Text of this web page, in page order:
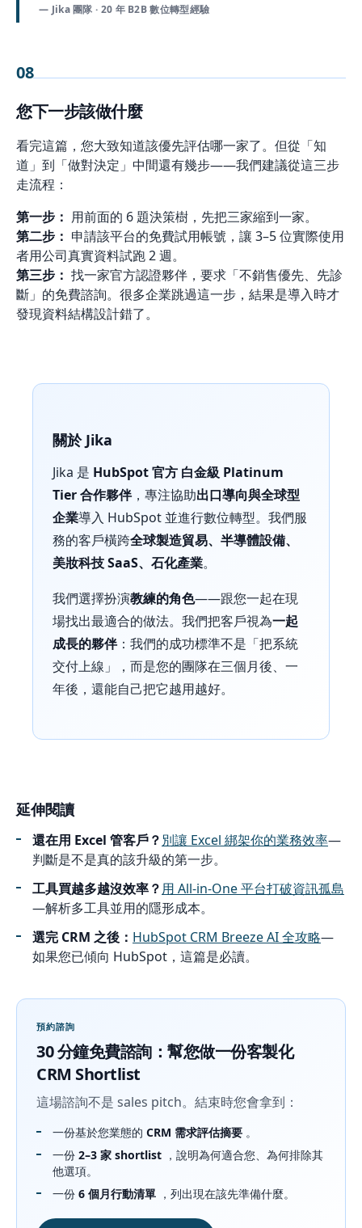
— Jika 團隊 · 20 年 B2B 數位轉型經驗
08
您下一步該做什麼
看完這篇，您大致知道該優先評估哪一家了。但從「知
道」到「做對決定」中間還有幾步——我們建議從這三步
走流程：
第一步： 用前面的 6 題決策樹，先把三家縮到一家。
第二步： 申請該平台的免費試用帳號，讓 3–5 位實際使用
者用公司真實資料試跑 2 週。
第三步： 找一家官方認證夥伴，要求「不銷售優先、先診
斷」的免費諮詢。很多企業跳過這一步，結果是導入時才
發現資料結構設計錯了。
關於 Jika
Jika 是 HubSpot 官方 白金級 Platinum
Tier 合作夥伴，專注協助出口導向與全球型
企業導入 HubSpot 並進行數位轉型。我們服
務的客戶橫跨全球製造貿易、半導體設備、
美妝科技 SaaS、石化產業。
我們選擇扮演教練的角色——跟您一起在現
場找出最適合的做法。我們把客戶視為一起
成長的夥伴：我們的成功標準不是「把系統
交付上線」，而是您的團隊在三個月後、一
年後，還能自己把它越用越好。
延伸閱讀
還在用 Excel 管客戶？ 別讓 Excel 綁架你的業務效率—
判斷是不是真的該升級的第一步。
工具買越多越沒效率？用 All-in-One 平台打破資訊孤島
—解析多工具並用的隱形成本。
選完 CRM 之後： HubSpot CRM Breeze AI 全攻略—
如果您已傾向 HubSpot，這篇是必讀。
預約諮詢
30 分鐘免費諮詢：幫您做一份客製化
CRM Shortlist
這場諮詢不是 sales pitch。結束時您會拿到：
一份基於您業態的 CRM 需求評估摘要 。
一份 2–3 家 shortlist ，說明為何適合您、為何排除其
他選項。
一份 6 個月行動清單 ，列出現在該先準備什麼。